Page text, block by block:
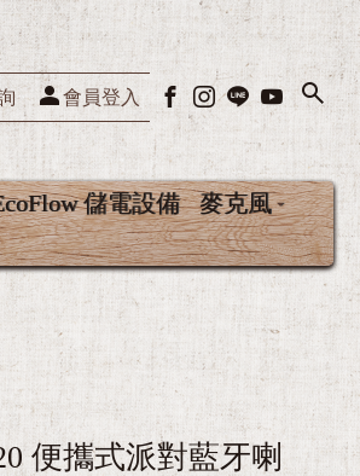
會員登入
儲電設備
麥克風
近百種藍
便攜式派對藍牙喇